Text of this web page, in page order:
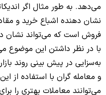
فروش است که می‌تواند نشان
با در نظر داشتن این موضوع
به‌سزایی در پیش بینی روند
و معامله گران با استفاده از
می‌توانند معاملات بهتری را